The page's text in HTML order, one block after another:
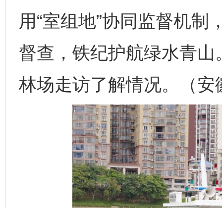
用“室组地”协同监督机
督查，铁纪护航绿水青
林场走访了解情况。（